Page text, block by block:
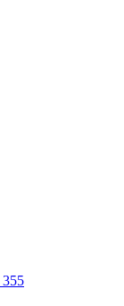
355